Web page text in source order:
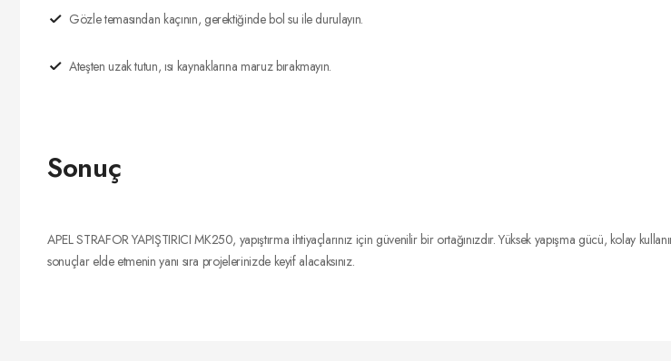
Gözle temasından kaçının, gerektiğinde bol su ile durulayın.
Ateşten uzak tutun, ısı kaynaklarına maruz bırakmayın.
Sonuç
APEL STRAFOR YAPIŞTIRICI MK250, yapıştırma ihtiyaçlarınız için güvenilir bir ortağınızdır. Yüksek yapışma gücü, kolay
sonuçlar elde etmenin yanı sıra projelerinizde keyif alacaksınız.